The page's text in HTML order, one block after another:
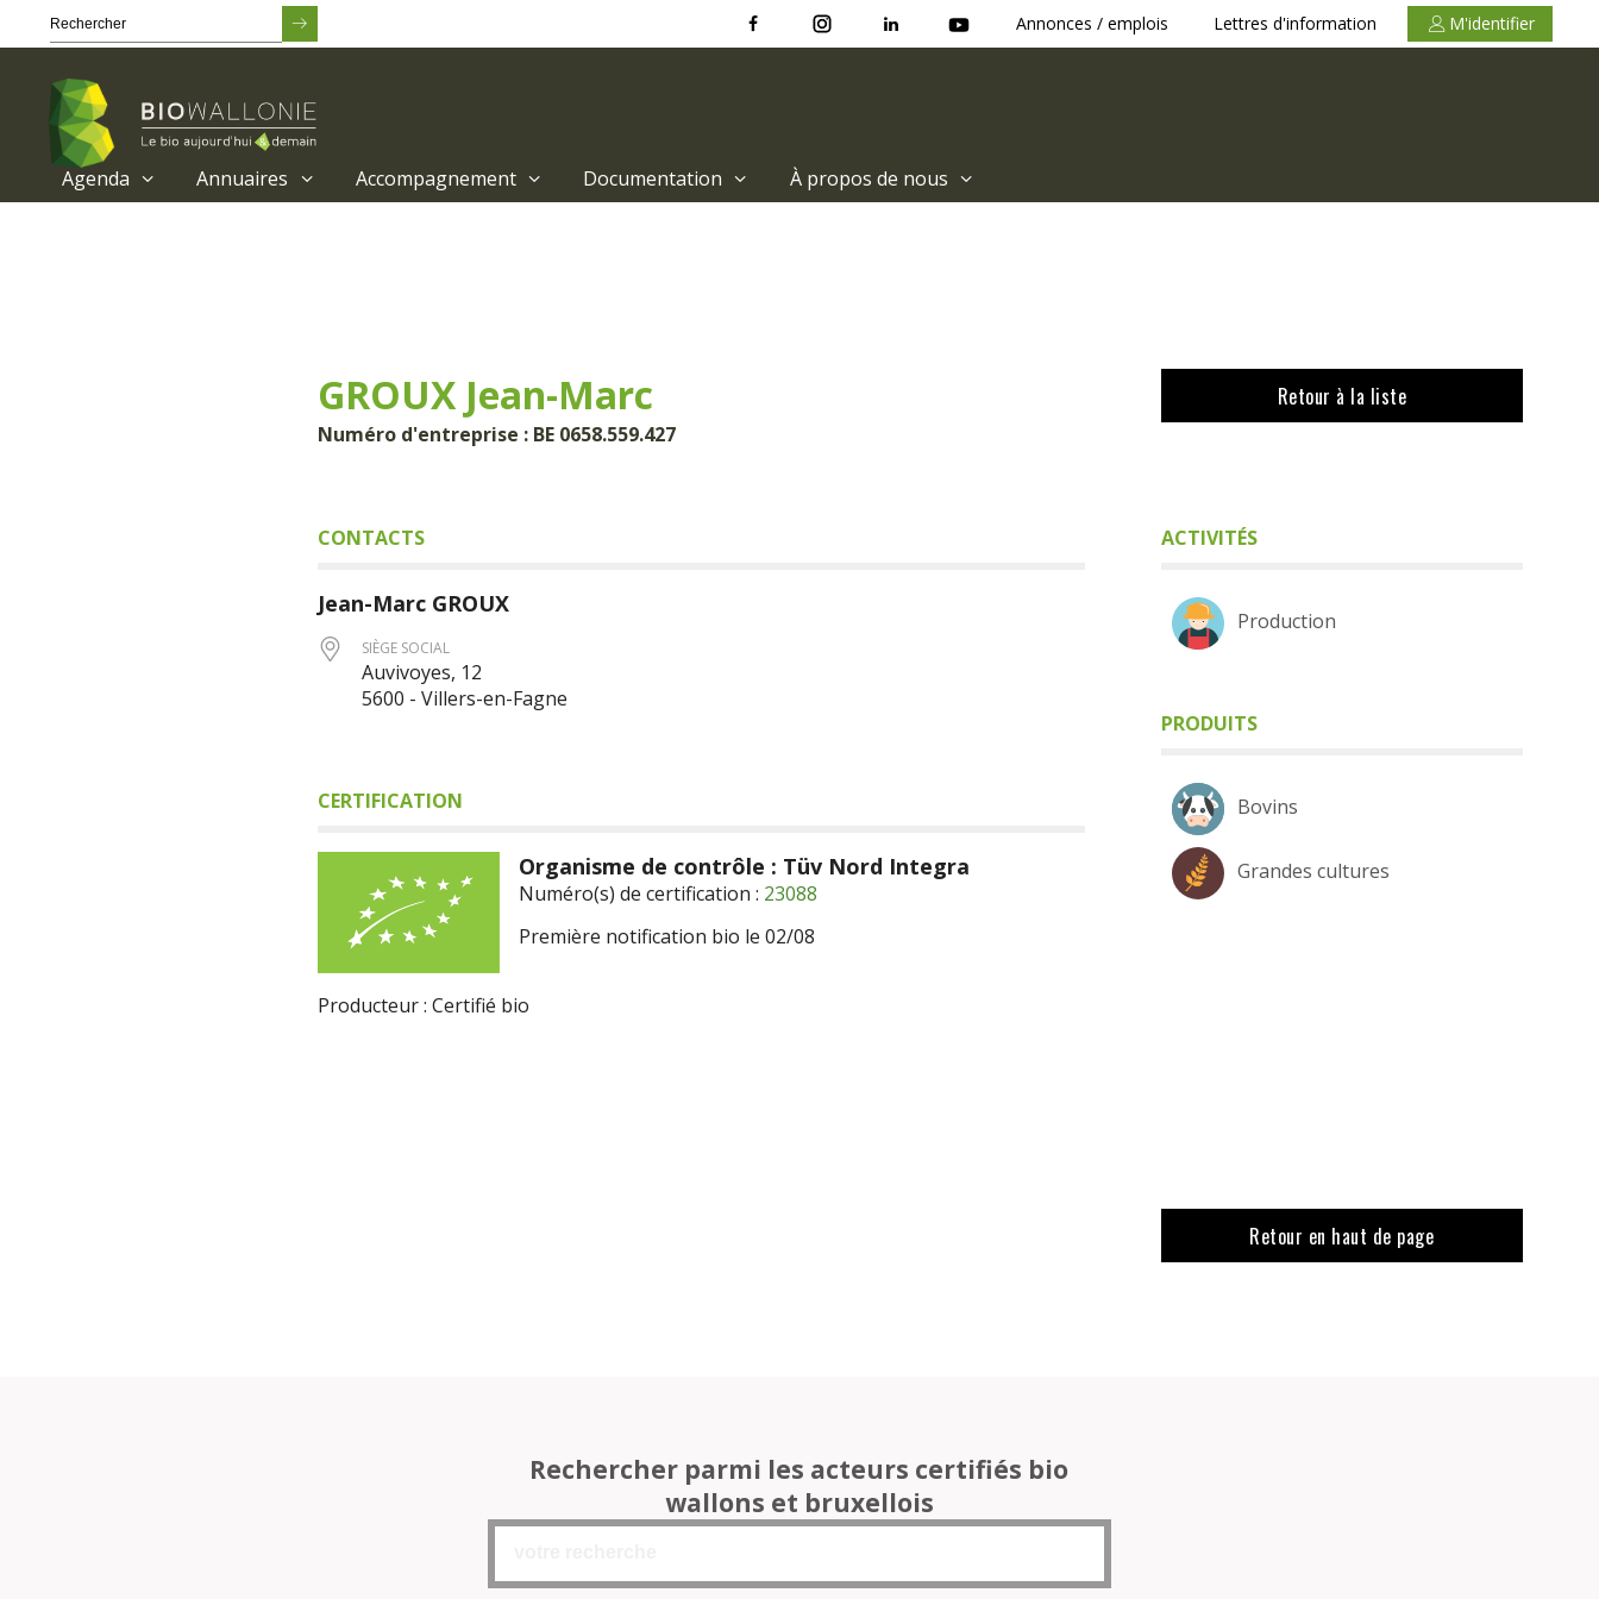
Annonces / emplois Lettres d'information M'identifier
Agenda Annuaires Accompagnement Documentation À propos de nous
GROUX Jean-Marc
Numéro d'entreprise : BE 0658.559.427
CONTACTS
Jean-Marc GROUX
SIÈGE SOCIAL
Auvivoyes, 12
5600 - Villers-en-Fagne
CERTIFICATION
Organisme de contrôle : Tüv Nord Integra
Numéro(s) de certification : 23088
Première notification bio le 02/08
Producteur : Certifié bio
Retour à la liste
ACTIVITÉS
Production
PRODUITS
Bovins
Grandes cultures
Retour en haut de page
Rechercher parmi les acteurs certifiés bio
wallons et bruxellois